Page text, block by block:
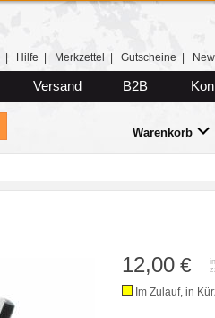
Hilfe Merkzettel Gutscheine
Versand B2B
Warenkorb
12,00 €
Im Zulauf, in